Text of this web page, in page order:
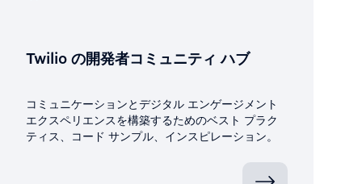
Twilio の開発者コミュニティ ハブ
コミュニケーションとデジタル エンゲージメント
エクスペリエンスを構築するためのベスト プラク
ティス、コード サンプル、インスピレーション。